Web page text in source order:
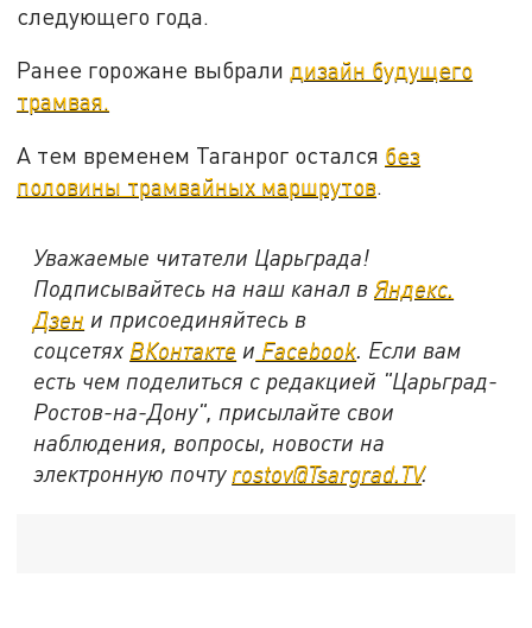
следующего года.
Ранее горожане выбрали дизайн будущего
трамвая.
А тем временем Таганрог остался без
половины трамвайных маршрутов.
Уважаемые читатели Царьграда!
Подписывайтесь на наш канал вЯндекс.
Дзен и присоединяйтесь в
соцсетях ВКонтакте и Facebook. Если вам
есть чем поделиться с редакцией "Царьград-
Ростов-на-Дону", присылайте свои
наблюдения, вопросы, новости на
электронную почту rostov@Tsargrad.TV.